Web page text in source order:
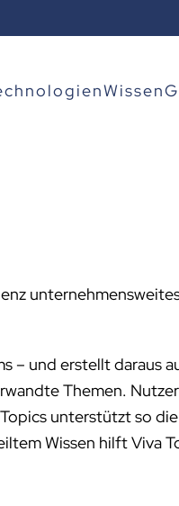
Wissen
– und erstellt daraus
Themen.
unterstützt so
Wissen hilft Viva